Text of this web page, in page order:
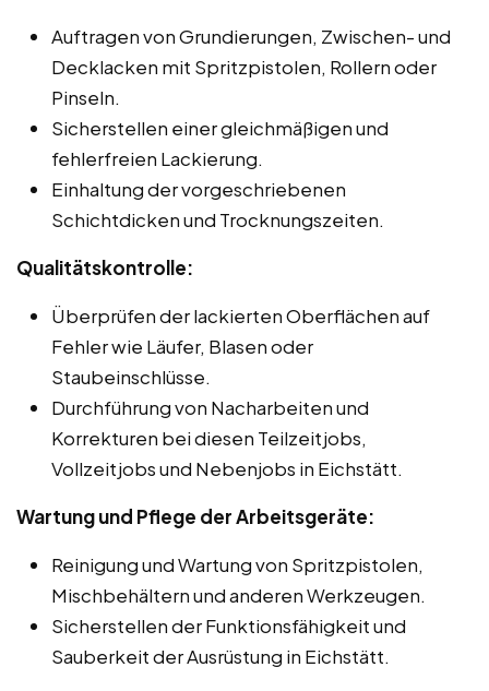
Auftragen von Grundierungen, Zwischen- und
Decklacken mit Spritzpistolen, Rollern oder
Pinseln.
Sicherstellen einer gleichmäßigen und
fehlerfreien Lackierung.
Einhaltung der vorgeschriebenen
Schichtdicken und Trocknungszeiten.
Qualitätskontrolle:
Überprüfen der lackierten Oberflächen auf
Fehler wie Läufer, Blasen oder
Staubeinschlüsse.
Durchführung von Nacharbeiten und
Korrekturen bei diesen Teilzeitjobs,
Vollzeitjobs und Nebenjobs in Eichstätt.
Wartung und Pflege der Arbeitsgeräte:
Reinigung und Wartung von Spritzpistolen,
Mischbehältern und anderen Werkzeugen.
Sicherstellen der Funktionsfähigkeit und
Sauberkeit der Ausrüstung in Eichstätt.